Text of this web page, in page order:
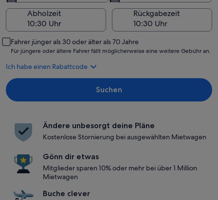
Abholzeit
Rückgabezeit
Fahrer jünger als 30 oder älter als 70 Jahre
Für jüngere oder ältere Fahrer fällt möglicherweise eine weitere Gebühr an.
Ich habe einen Rabattcode
Suchen
Ändere unbesorgt deine Pläne
Kostenlose Stornierung bei ausgewählten Mietwagen
Gönn dir etwas
Mitglieder sparen 10% oder mehr bei über 1 Million
Mietwagen
Buche clever